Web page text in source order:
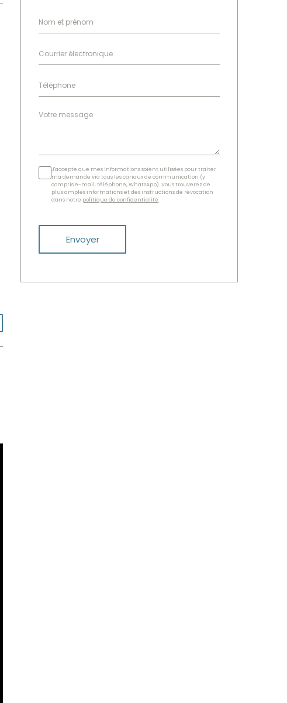
J'accepte que mes informations soient utilisées pour traiter
ma demande via tous les canaux de communication (y
compris e-mail, téléphone, WhatsApp). Vous trouverez de
plus amples informations et des instructions de révocation
dans notre politique de confidentialité
Envoyer